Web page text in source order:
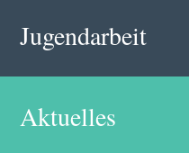
Jugendarbeit
Aktuelles